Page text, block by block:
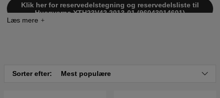
Klik her for reservedelstegning og reservedelsliste til
Husqvarna YTH23V42 2013-01 (96043014601)
Sorter efter: Mest populære